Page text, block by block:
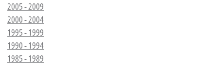
2005 - 2009
2000 - 2004
1995 - 1999
1990 - 1994
1985 - 1989